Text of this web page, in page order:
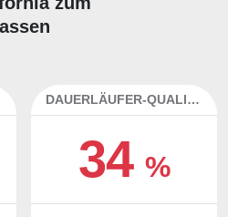
DAUERLÄUFER-QUALITÄTEN
34%